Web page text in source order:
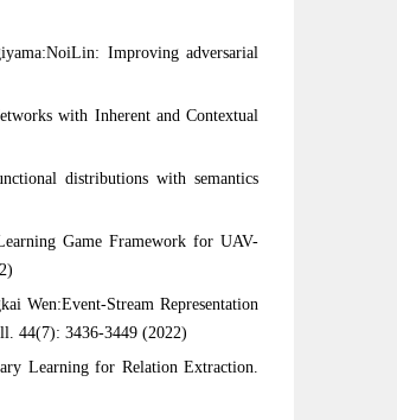
Improving adversarial
with Inherent and Contextual
distributions with semantics
Game Framework for UAV-
Wen:Event-Stream Representation
44(7): 3436-3449 (2022)
Learning for Relation Extraction.